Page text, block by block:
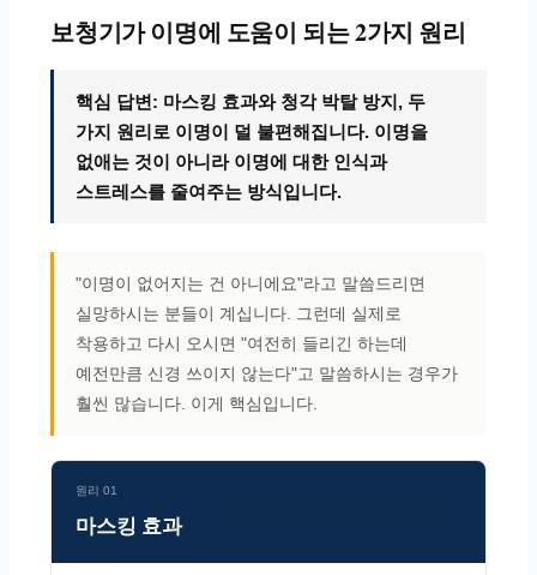
보청기가 이명에 도움이 되는 2가지 원리
핵심 답변: 마스킹 효과와 청각 박탈 방지, 두
가지 원리로 이명이 덜 불편해집니다. 이명을
없애는 것이 아니라 이명에 대한 인식과
스트레스를 줄여주는 방식입니다.
"이명이 없어지는 건 아니에요"라고 말씀드리면
실망하시는 분들이 계십니다. 그런데 실제로
착용하고 다시 오시면 "여전히 들리긴 하는데
예전만큼 신경 쓰이지 않는다"고 말씀하시는 경우가
훨씬 많습니다. 이게 핵심입니다.
원리 01
마스킹 효과